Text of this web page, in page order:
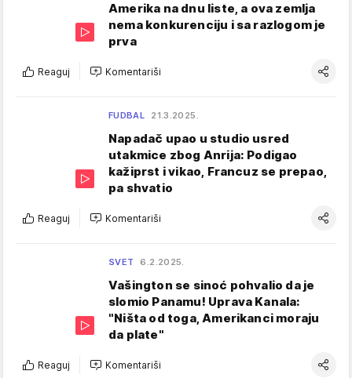
Amerika na dnu liste, a ova zemlja
nema konkurenciju i sa razlogom je
prva
Reaguj Komentariši
FUDBAL 21.3.2025.
Napadač upao u studio usred
utakmice zbog Anrija: Podigao
kažiprst i vikao, Francuz se prepao,
pa shvatio
Reaguj Komentariši
SVET 6.2.2025.
Vašington se sinoć pohvalio da je
slomio Panamu! Uprava Kanala:
"Ništa od toga, Amerikanci moraju
da plate"
Reaguj Komentariši